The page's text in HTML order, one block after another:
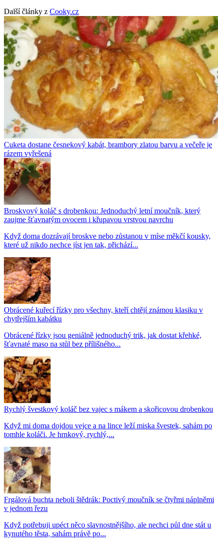
Další články z Cooky.cz
Cuketa dostane česnekový kabát, brambory zlatou barvu a večeře je
rázem vyřešená
Broskvový koláč s drobenkou: Jednoduchý letní moučník, který
zaujme šťavnatým ovocem i křupavou vrstvou navrchu
Když doma dozrávají broskve nebo zůstanou v míse měkčí kousky,
které už nikdo nechce jíst jen tak, přichází...
Obrácené kuřecí řízky pro všechny, kteří chtějí známou klasiku v
chytřejším kabátku
Obrácené řízky jsou geniálně jednoduchý trik, jak dostat křehké,
šťavnaté maso na stůl bez přílišného...
Rychlý švestkový koláč bez vajec s mákem a skořicovou drobenkou
Když mi doma dojdou vejce a na lince leží miska švestek, sahám po
tomhle koláči. Je hrnkový, rychlý,...
Frgálová buchta neboli štědrák: Poctivý moučník se čtyřmi náplněmi
v jednom řezu
Když potřebuji upéct něco slavnostnějšího, ale nechci půl dne stát u
kynutého těsta, sahám právě po...